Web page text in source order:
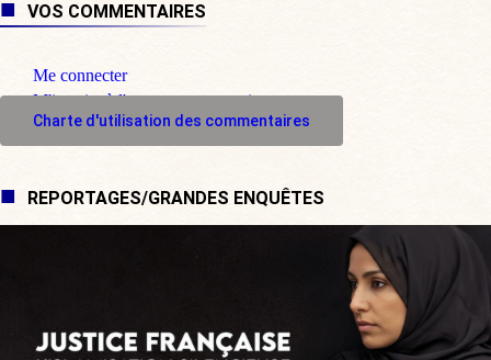
VOS COMMENTAIRES
Me connecter
M'inscrire à l'espace commentaire
Charte d'utilisation des commentaires
REPORTAGES/GRANDES ENQUÊTES